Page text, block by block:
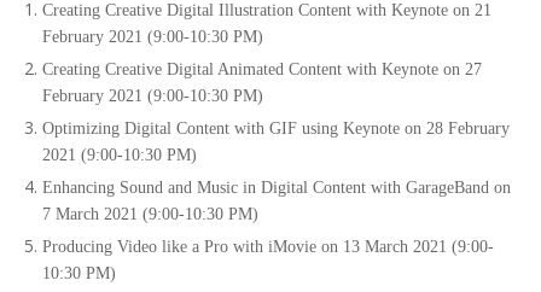
Creating Creative Digital Illustration Content with Keynote on 21
February 2021 (9:00-10:30 PM)
Creating Creative Digital Animated Content with Keynote on 27
February 2021 (9:00-10:30 PM)
Optimizing Digital Content with GIF using Keynote on 28 February
2021 (9:00-10:30 PM)
Enhancing Sound and Music in Digital Content with GarageBand on
7 March 2021 (9:00-10:30 PM)
Producing Video like a Pro with iMovie on 13 March 2021 (9:00-
10:30 PM)